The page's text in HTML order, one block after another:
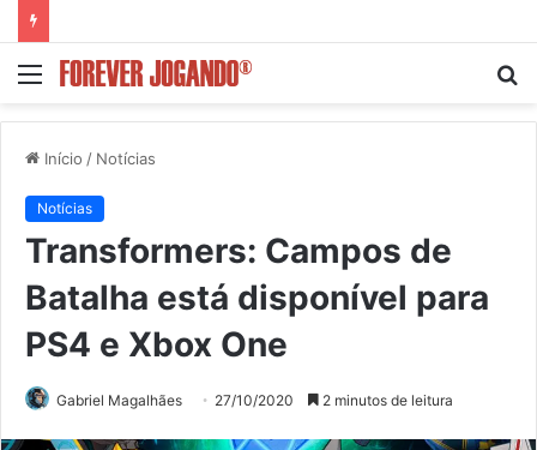
Menu
Início / Notícias
Notícias
Transformers: Campos de
Batalha está disponível para
PS4 e Xbox One
Gabriel Magalhães 27/10/2020 2 minutos de leitura